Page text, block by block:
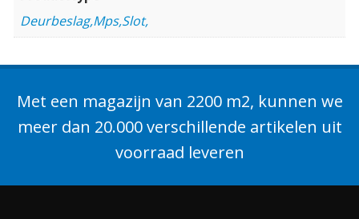
Deurbeslag,Mps,Slot,
Met een magazijn van 2200 m2, kunnen we
meer dan 20.000 verschillende artikelen uit
voorraad leveren